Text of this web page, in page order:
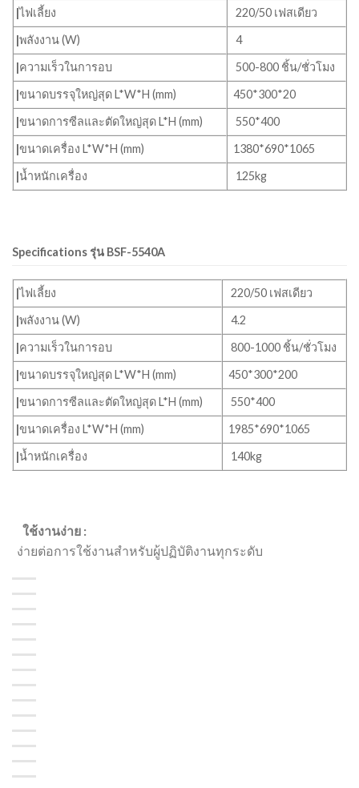
|ไฟเลี้ยง
220/50 เฟสเดียว
|พลังงาน (W)
4
|ความเร็วในการอบ
500-800 ชิ้น/ชั่วโมง
|ขนาดบรรจุใหญ่สุด L*W*H (mm)
450*300*20
|ขนาดการซีลและตัดใหญ่สุด L*H (mm)
550*400
|ขนาดเครื่อง L*W*H (mm)
1380*690*1065
|น้ำหนักเครื่อง 125kg
Specifications รุ่น BSF-5540A
|ไฟเลี้ยง
220/50 เฟสเดียว
พลังงาน (W)
4.2
ความเร็วในการอบ
800-1000 ชิ้น/ชั่วโมง
ขนาดบรรจุใหญ่สุด L*W*H (mm)
450*300*200
ขนาดการซีลและตัดใหญ่สุด L*H (mm)
550*400
ขนาดเครื่อง L*W*H (mm)
1985*690*1065
น้ำหนักเครื่อง 140kg
ใช้งานง่าย :
ง่ายต่อการใช้งานสำหรับผู้ปฏิบัติงานทุกระดับ